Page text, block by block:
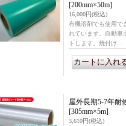
[200mm×50m]
16,000円(税込)
有機溶剤でも使用で
れています。自動車
トします。焼付け…
屋外長期5-7年耐
[305mm×5m]
3,610円(税込)